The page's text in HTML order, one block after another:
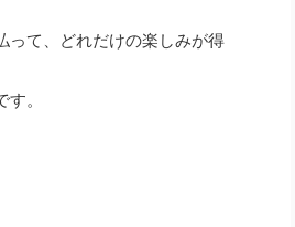
って、どれだけの楽しみが得
。